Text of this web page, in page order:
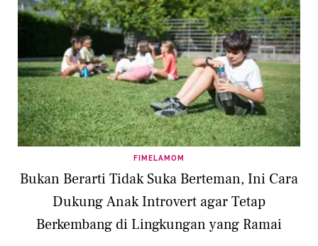
FIMELAMOM
Bukan Berarti Tidak Suka Berteman, Ini Cara
Dukung Anak Introvert agar Tetap
Berkembang di Lingkungan yang Ramai